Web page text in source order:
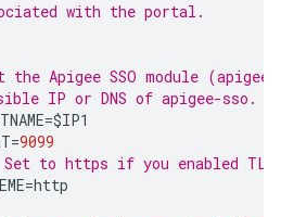
with the portal.
Apigee SSO module
IP or DNS of apigee-sso.
=$IP1
=9099
to https if you enabled TLS
=http